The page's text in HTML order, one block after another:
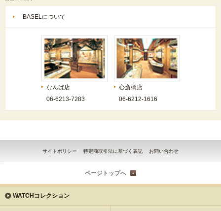
BASELについて
なんば店
06-6213-7283
心斎橋店
06-6212-1616
サイトポリシー 特定商取引法に基づく表記 お問い合わせ
ページトップへ
WATCHコレクション